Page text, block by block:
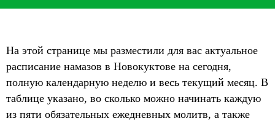
На этой странице мы разместили для вас актуальное
расписание намазов в Новокуктове на сегодня,
полную календарную неделю и весь текущий месяц. В
таблице указано, во сколько можно начинать каждую
из пяти обязательных ежедневных молитв, а также